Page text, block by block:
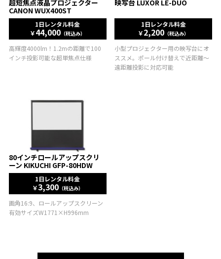
超短焦点液晶プロジェクター
CANON WUX400ST
1日レンタル料金
￥44,000 （税込み）
高輝度4000lm！1.2mの距離で100
インチ投影可能な超単焦点仕様
映写台 LUXOR LE-DUO
1日レンタル料金
￥2,200 （税込み）
小型プロジェクター用の映写台にオ
ススメ。ポール付け替えで近距離～
遠距離投影に対応可能
80インチロールアップスクリ
ーン KIKUCHI GFP-80HDW
1日レンタル料金
￥3,300（税込み）
画角16:9、ロールアップスクリーン
有効サイズW1771×H996mm